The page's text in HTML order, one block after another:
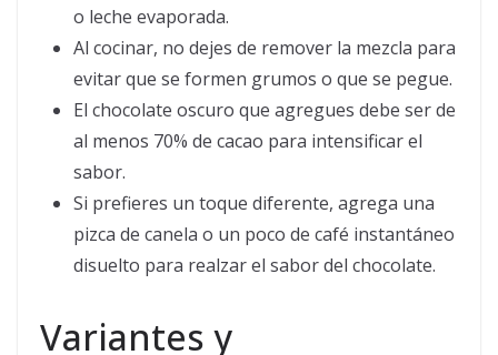
o leche evaporada.
Al cocinar, no dejes de remover la mezcla para
evitar que se formen grumos o que se pegue.
El chocolate oscuro que agregues debe ser de
al menos 70% de cacao para intensificar el
sabor.
Si prefieres un toque diferente, agrega una
pizca de canela o un poco de café instantáneo
disuelto para realzar el sabor del chocolate.
Variantes y